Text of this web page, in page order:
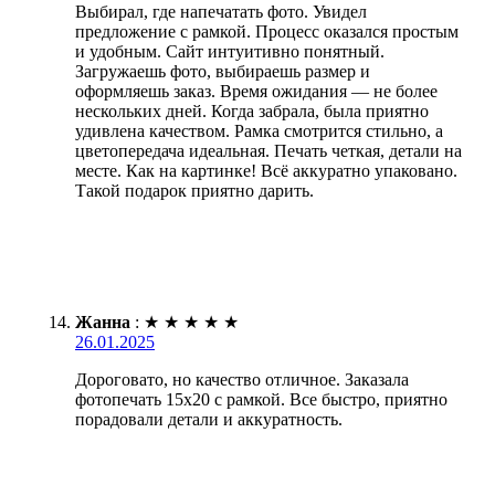
Выбирал, где напечатать фото. Увидел
предложение с рамкой. Процесс оказался простым
и удобным. Сайт интуитивно понятный.
Загружаешь фото, выбираешь размер и
оформляешь заказ. Время ожидания — не более
нескольких дней. Когда забрала, была приятно
удивлена качеством. Рамка смотрится стильно, а
цветопередача идеальная. Печать четкая, детали на
месте. Как на картинке! Всё аккуратно упаковано.
Такой подарок приятно дарить.
Жанна : ★ ★ ★ ★ ★
26.01.2025
Дороговато, но качество отличное. Заказала
фотопечать 15х20 с рамкой. Все быстро, приятно
порадовали детали и аккуратность.